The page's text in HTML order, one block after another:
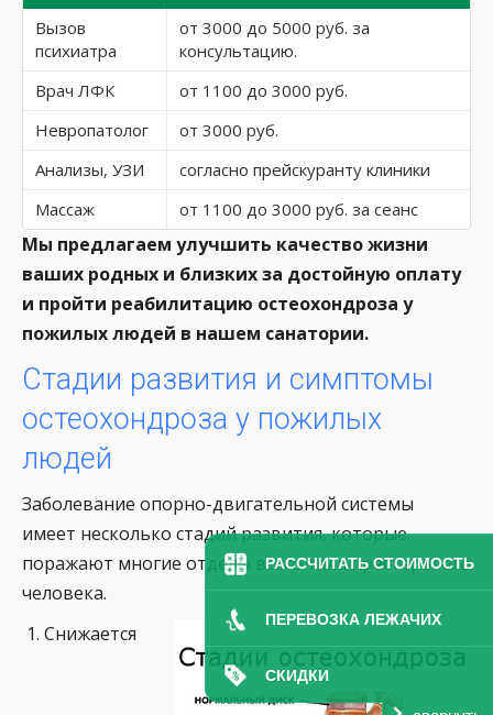
РАССЧИТАТЬ СТОИМОСТЬ
ПЕРЕВОЗКА ЛЕЖАЧИХ
СКИДКИ
Вызов
психиатра
от 3000 до 5000 руб. за
консультацию.
Врач ЛФК
от 1100 до 3000 руб.
Невропатолог
от 3000 руб.
Анализы, УЗИ
согласно прейскуранту клиники
Массаж
от 1100 до 3000 руб. за сеанс
Мы предлагаем улучшить качество жизни
ваших родных и близких за достойную оплату
и пройти реабилитацию остеохондроза у
пожилых людей в нашем санатории.
Стадии развития и симптомы
остеохондроза у пожилых
людей
Заболевание опорно-двигательной системы
имеет несколько стадий развития, которые
поражают многие отделы всего тела престарелого
человека.
Снижается